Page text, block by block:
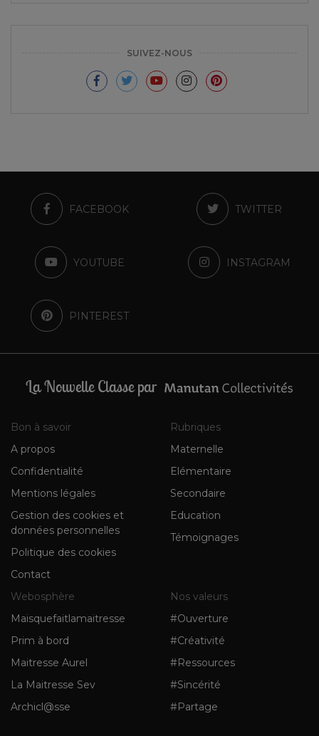
SUIVEZ-NOUS
FACEBOOK TWITTER
YOUTUBE INSTAGRAM
PINTEREST
La Nouvelle Classe par
Bon à savoir
A propos
Confidentialité
Mentions légales
Gestion des cookies et
données personnelles
Politique des cookies
Contact
Rubriques
Maternelle
Elémentaire
Secondaire
Education
Témoignages
Webosphère
Maisquefaitlamaitresse
Prim à bord
Maitresse Aurel
La Maitresse Sev
Archicl@sse
Nos valeurs
#Ouverture
#Créativité
#Ressources
#Sincérité
#Partage